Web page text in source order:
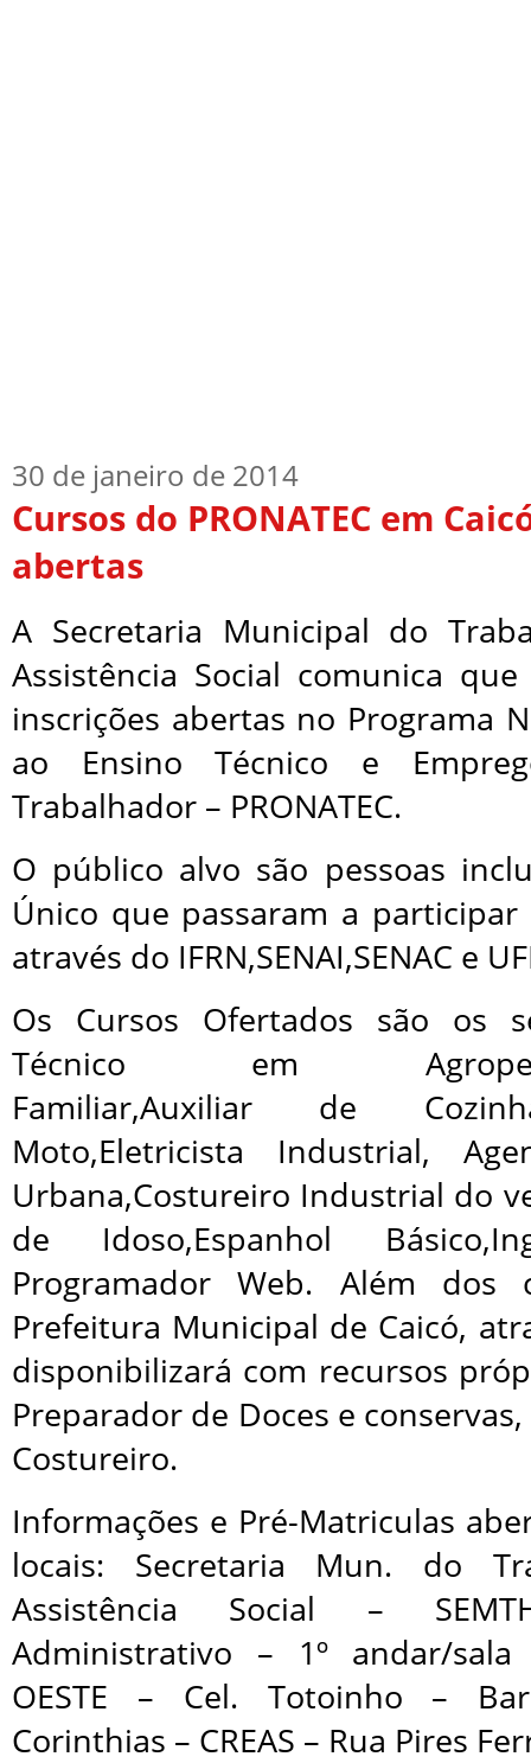
30 de janeiro de 2014
Cursos do PRONATEC em
abertas
A Secretaria Municipal do
Assistência Social comunica
inscrições abertas no Programa
ao Ensino Técnico e
Trabalhador – PRONATEC.
O público alvo são pessoas
Único que passaram a
através do IFRN,SENAI,SENAC e
Os Cursos Ofertados são os
Técnico em
Familiar,Auxiliar de
Moto,Eletricista Industrial,
Urbana,Costureiro Industrial do
de Idoso,Espanhol
Programador Web. Além dos
Prefeitura Municipal de Caicó,
disponibilizará com recursos
Preparador de Doces e
Costureiro.
Informações e Pré-Matriculas
locais: Secretaria Mun. do
Assistência Social –
Administrativo – 1º andar/sala
OESTE – Cel. Totoinho –
Corinthias – CREAS – Rua Pires